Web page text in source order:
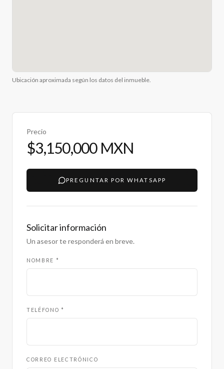
Ubicación aproximada según los datos del inmueble.
Precio
$3,150,000 MXN
PREGUNTAR POR WHATSAPP
Solicitar información
Un asesor te responderá en breve.
NOMBRE *
TELÉFONO *
CORREO ELECTRÓNICO